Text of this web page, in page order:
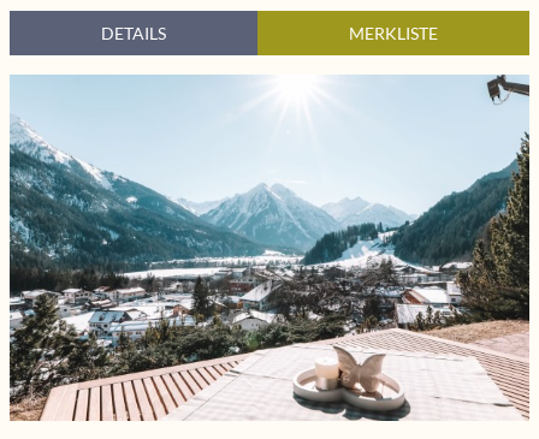
DETAILS MERKLISTE